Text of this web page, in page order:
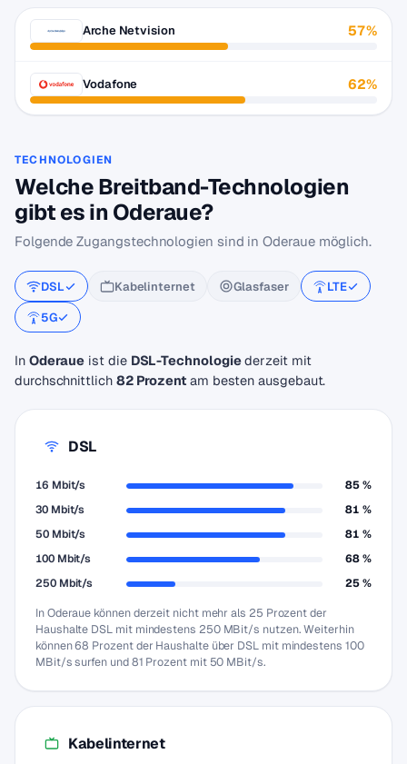
Arche Netvision 57%
Vodafone 62%
TECHNOLOGIEN
Welche Breitband-Technologien
gibt es in Oderaue?
Folgende Zugangstechnologien sind in Oderaue möglich.
DSL Kabelinternet Glasfaser
LTE
5G
In Oderaue ist die DSL-Technologiederzeit mit
durchschnittlich 82 Prozentam besten ausgebaut.
DSL
16 Mbit/s
85 %
30 Mbit/s
81 %
50 Mbit/s
81 %
100 Mbit/s
68 %
250 Mbit/s
25 %
In Oderaue können derzeit nicht mehr als 25 Prozent der
Haushalte DSL mit mindestens 250 MBit/s nutzen. Weiterhin
können 68 Prozent der Haushalte über DSL mit mindestens 100
MBit/s surfen und 81 Prozent mit 50 MBit/s.
Kabelinternet